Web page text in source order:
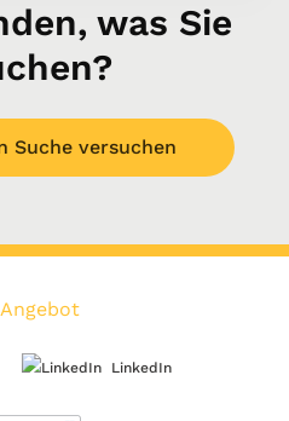
was Sie
Suche versuchen
LinkedIn